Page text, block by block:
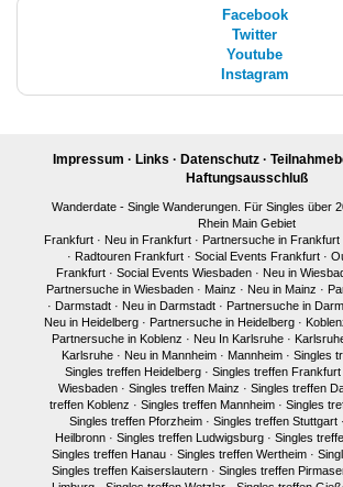
Facebook
Twitter
Youtube
Instagram
Impressum · Links · Datenschutz·
Haftungsausschluß
Wanderdate - Single Wanderungen. Für Singles über
Rhein Main Gebiet
Frankfurt · Neu in Frankfurt · Partnersuche in Frankfurt
· Radtouren Frankfurt · Social Events Frankfurt ·
Frankfurt· Social Events Wiesbaden· Neu in
Partnersuche in Wiesbaden· Mainz · Neu in Mainz ·
· Darmstadt· Neu in Darmstadt· Partnersuche in
Neu in Heidelberg · Partnersuche in Heidelberg ·
Partnersuche in Koblenz · Neu In Karlsruhe·
Karlsruhe· Neu in Mannheim· Mannheim· Singles
Singles treffen Heidelberg · Singles treffen Frankfurt
Wiesbaden· Singles treffen Mainz · Singles treffen
treffen Koblenz · Singles treffen Mannheim· Singles
Singles treffen Pforzheim· Singles treffen Stuttgart·
Heilbronn· Singles treffen Ludwigsburg· Singles
Singles treffen Hanau · Singles treffen Wertheim ·
Singles treffen Kaiserslautern· Singles treffen